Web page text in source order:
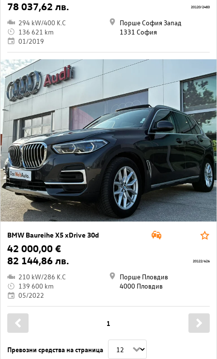
78 037,62 лв.
294 kW/400 K.C
136 621 km
01/2019
Порше София Запад
1331 София
20120/2483
BMW Baureihe X5 xDrive 30d
42 000,00 €
82 144,86 лв.
210 kW/286 K.C
139 600 km
05/2022
Порше Пловдив
4000 Пловдив
20122/626
Превозни средства на страница
1